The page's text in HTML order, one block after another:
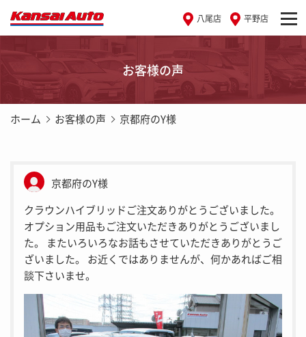
八尾店 平野店
お客様の声
ホーム お客様の声 京都府のY様
京都府のY様
クラウンハイブリッドご注文ありがとうございました。
オプション用品もご注文いただきありがとうございまし
た。 またいろいろなお話もさせていただきありがとうご
ざいました。 お近くではありませんが、何かあればご相
談下さいませ。